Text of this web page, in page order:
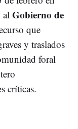
al Gobierno de
que
y traslados
foral
críticas.